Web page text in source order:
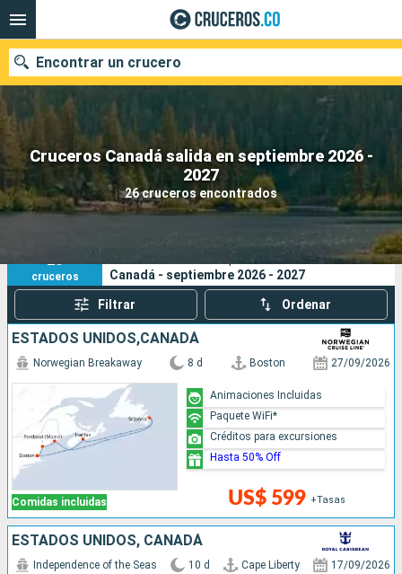
Cruceros Canadá salida en septiembre 2026 -
2027
26 cruceros encontrados
Encontrar un crucero
Fecha de salida
26
cruceros
Canadá - septiembre 2026 - 2027
Filtrar Ordenar
ESTADOS UNIDOS,CANADÁ
Comidas incluidas
Norwegian Breakaway 8 d Boston 27/09/2026
US$ 599 +Tasas
Animaciones Incluidas
Paquete WiFi*
Créditos para excursiones
Hasta 50% Off
ESTADOS UNIDOS, CANADÁ
Independence of the Seas 10 d Cape Liberty 17/09/2026